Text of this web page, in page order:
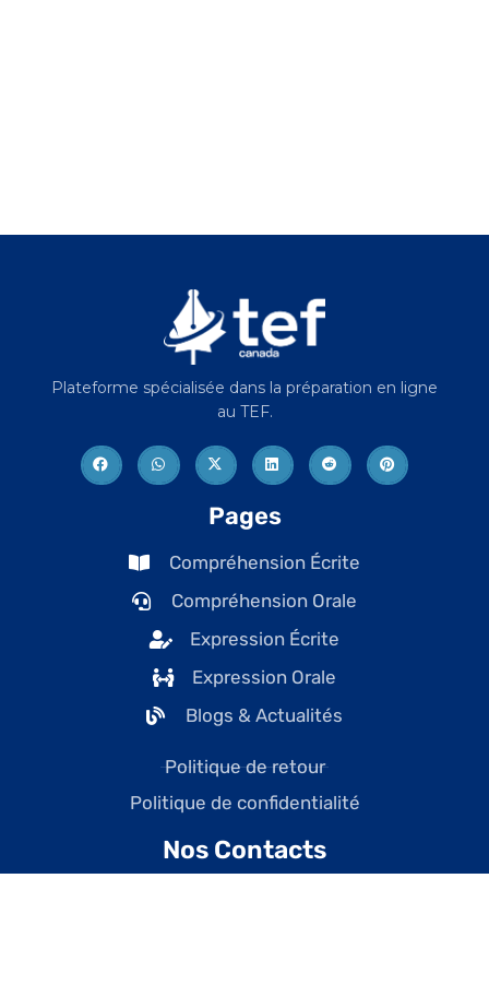
Plateforme spécialisée dans la préparation en ligne
au TEF.
Pages
Compréhension Écrite
Compréhension Orale
Expression Écrite
Expression Orale
Blogs & Actualités
Politique de retour
Politique de confidentialité
Nos Contacts